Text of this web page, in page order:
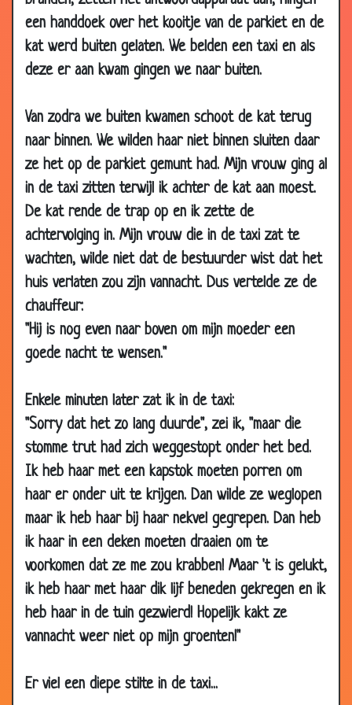
een handdoek over het kooitje van de parkiet en de
kat werd buiten gelaten. We belden een taxi en als
deze er aan kwam gingen we naar buiten.
Van zodra we buiten kwamen schoot de kat terug
naar binnen. We wilden haar niet binnen sluiten daar
ze het op de parkiet gemunt had. Mijn vrouw ging al
in de taxi zitten terwijl ik achter de kat aan moest.
De kat rende de trap op en ik zette de
achtervolging in. Mijn vrouw die in de taxi zat te
wachten, wilde niet dat de bestuurder wist dat het
huis verlaten zou zijn vannacht. Dus vertelde ze de
chauffeur:
"Hij is nog even naar boven om mijn moeder een
goede nacht te wensen."
Enkele minuten later zat ik in de taxi:
"Sorry dat het zo lang duurde", zei ik, "maar die
stomme trut had zich weggestopt onder het bed.
Ik heb haar met een kapstok moeten porren om
haar er onder uit te krijgen. Dan wilde ze weglopen
maar ik heb haar bij haar nekvel gegrepen. Dan heb
ik haar in een deken moeten draaien om te
voorkomen dat ze me zou krabben! Maar 't is gelukt,
ik heb haar met haar dik lijf beneden gekregen en ik
heb haar in de tuin gezwierd! Hopelijk kakt ze
vannacht weer niet op mijn groenten!"
Er viel een diepe stilte in de taxi...
12 Oct
2012
De boer en de yup 3.29
12 Oct
2012
Bij oma en opa logeren 3.13
2012
11 Oct
2012
Medewerkers-evaluatie 3.36
05 Oct
2012
Vogels imiteren 2.48
28 Sep
2012
Eindelijk verkocht 3.34
22 Sep
2012
Drie wensen 2.54
22 Sep
Levensverzekering afsluiten
2012
23 Aug
Scherp van geest 3.43
20 Aug
Veel lekkerder zo
06 Aug
2012
Simpel 3.15
2012
2012
Waarom geef je hem dat?
20 Jul
Waar zit de overeenkomst?
13 Jul
Neem uw bril overal mee